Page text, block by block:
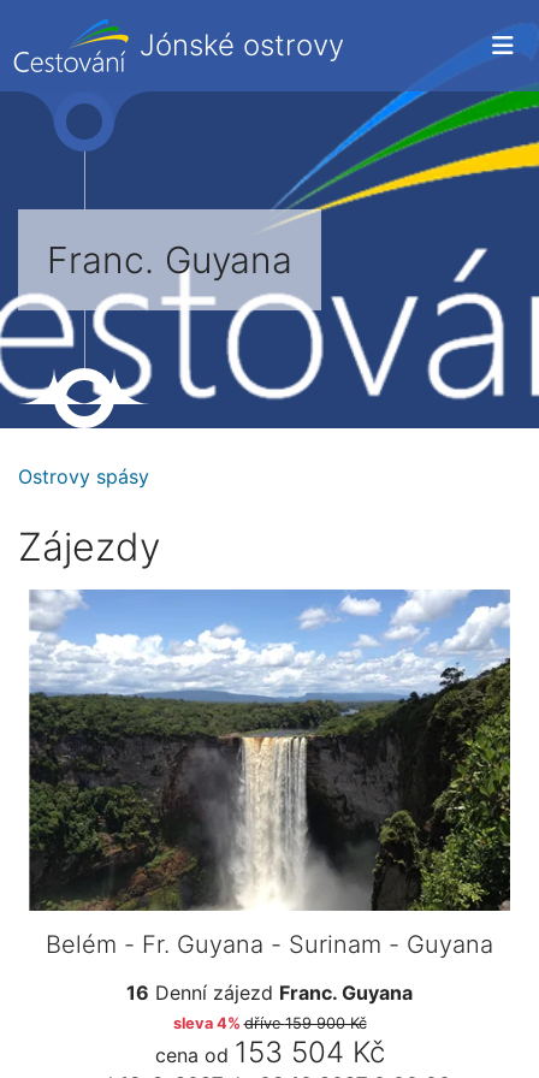
Jónské ostrovy
Franc. Guyana
Ostrovy spásy
Zájezdy
Belém - Fr. Guyana - Surinam - Guyana
16 Denní zájezd Franc. Guyana
sleva 4% dříve159 900 Kč
cena od 153 504 Kč